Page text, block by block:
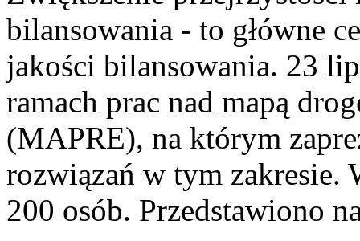
bilansowania - to główne
jakości bilansowania. 23
ramach prac nad mapą
(MAPRE), na którym
rozwiązań w tym zakresie.
200 osób. Przedstawiono